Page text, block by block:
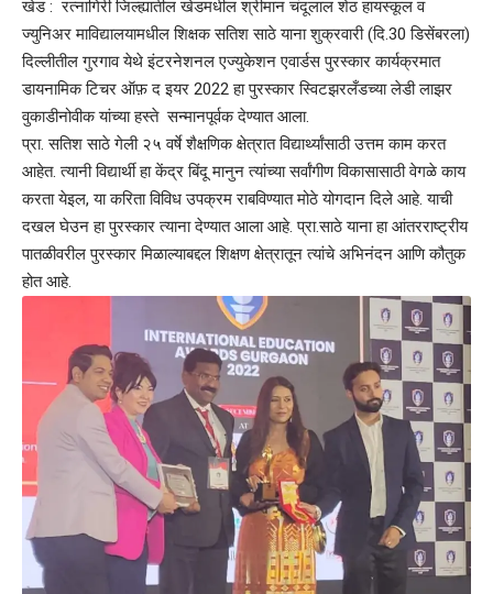
खेड : रत्नागिरी जिल्ह्यातील खेडमधील श्रीमान चंदूलाल शेठ हायस्कूल व
ज्युनिअर माविद्यालयामधील शिक्षक सतिश साठे याना शुक्रवारी (दि.30 डिसेंबरला)
दिल्लीतील गुरगाव येथे इंटरनेशनल एज्युकेशन एवार्डस पुरस्कार कार्यक्रमात
डायनामिक टिचर ऑफ़ द इयर 2022 हा पुरस्कार स्विटझरलँडच्या लेडी लाझर
वुकाडीनोवीक यांच्या हस्ते सन्मानपूर्वक देण्यात आला.
प्रा. सतिश साठे गेली २५ वर्षे शैक्षणिक क्षेत्रात विद्यार्थ्यांसाठी उत्तम काम करत
आहेत. त्यानी विद्यार्थी हा केंद्र बिंदू मानुन त्यांच्या सर्वांगीण विकासासाठी वेगळे काय
करता येइल, या करिता विविध उपक्रम राबविण्यात मोठे योगदान दिले आहे. याची
दखल घेउन हा पुरस्कार त्याना देण्यात आला आहे. प्रा.साठे याना हा आंतरराष्ट्रीय
पातळीवरील पुरस्कार मिळाल्याबद्दल शिक्षण क्षेत्रातून त्यांचे अभिनंदन आणि कौतुक
होत आहे.